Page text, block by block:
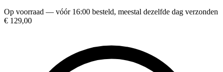
Op voorraad — vóór 16:00 besteld, meestal dezelfde dag verzonden
€ 129,00